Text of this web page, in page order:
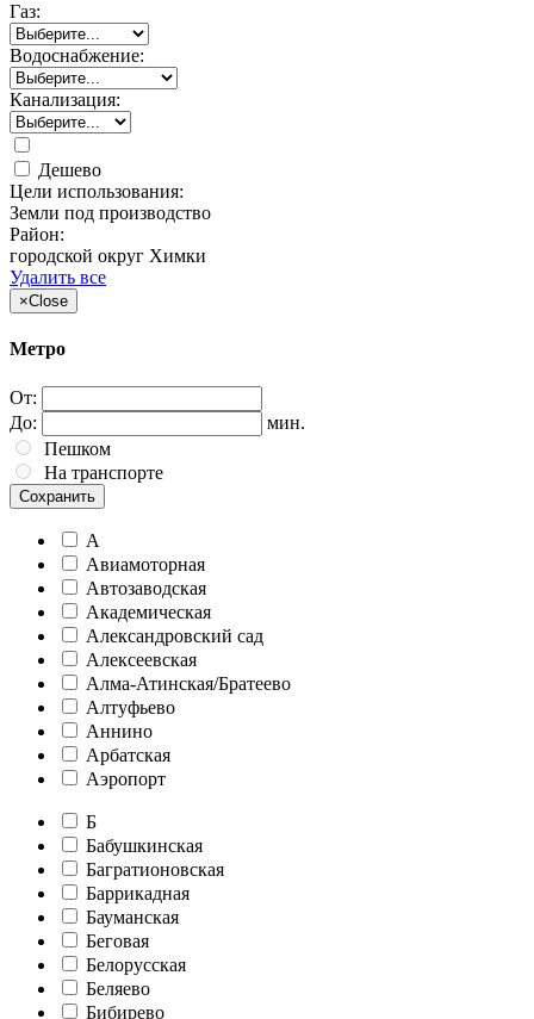
Газ:
Водоснабжение:
Канализация:
Дешево
Цели использования:
Земли под производство
Район:
городской округ Химки
Удалить все
×Close
Метро
От:
До:
мин.
Пешком
На транспорте
Сохранить
А
Авиамоторная
Автозаводская
Академическая
Александровский сад
Алексеевская
Алма-Атинская/Братеево
Алтуфьево
Аннино
Арбатская
Аэропорт
Б
Бабушкинская
Багратионовская
Баррикадная
Бауманская
Беговая
Белорусская
Беляево
Бибирево